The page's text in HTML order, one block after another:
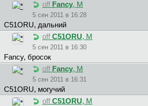
off Fancy, М
5 сен 2011 в 16:28
C51ORU, дальний
off C51ORU, М
5 сен 2011 в 16:30
Fancy, бросок
off Fancy, М
5 сен 2011 в 16:31
C51ORU, могучий
off C51ORU, М